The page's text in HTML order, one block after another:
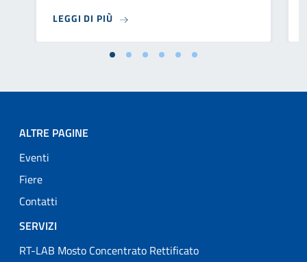
LEGGI DI PIÙ
ALTRE PAGINE
Eventi
Fiere
Contatti
SERVIZI
RT-LAB Mosto Concentrato Rettificato